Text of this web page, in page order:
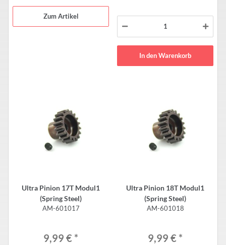
Zum Artikel
In den Warenkorb
Ultra Pinion 17T Modul1
(Spring Steel)
AM-601017
9,99 € *
Ultra Pinion 18T Modul1
(Spring Steel)
AM-601018
9,99 € *